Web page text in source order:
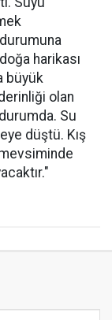
harikası
büyük
olan
Su
düştü. Kış